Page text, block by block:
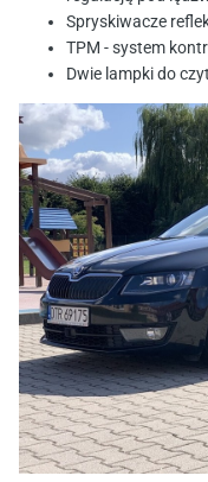
Spryskiwacze
TPM - system
Dwie lampki do